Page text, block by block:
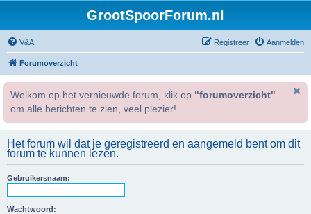
GrootSpoorForum.nl
V&A Aanmelden
Registreer
Forumoverzicht
Welkom op het vernieuwde forum, klik op "forumoverzicht"
om alle berichten te zien, veel plezier!
Het forum wil dat je geregistreerd en aangemeld bent om dit
forum te kunnen lezen.
Gebruikersnaam:
Wachtwoord: